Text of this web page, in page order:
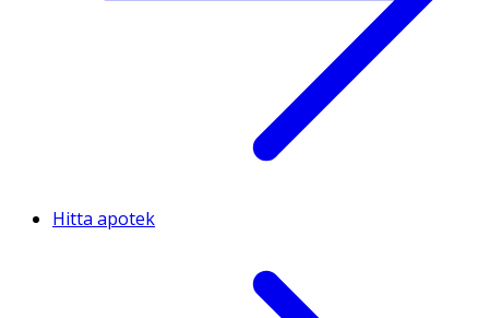
Hitta apotek